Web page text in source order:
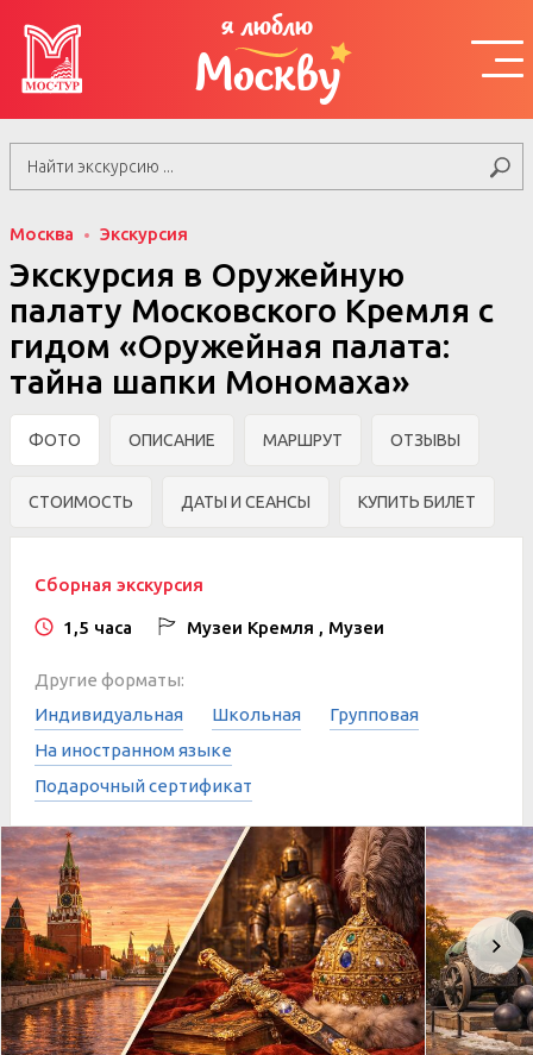
я люблю
Москву
Москва Экскурсия
Экскурсия в Оружейную
палату Московского Кремля с
гидом «Оружейная палата:
тайна шапки Мономаха»
ФОТО ОПИСАНИЕ МАРШРУТ ОТЗЫВЫ
СТОИМОСТЬ ДАТЫ И СЕАНСЫ КУПИТЬ БИЛЕТ
Сборная экскурсия
1,5 часа Музеи Кремля , Музеи
Другие форматы:
Индивидуальная
Школьная
Групповая
На иностранном языке
Подарочный сертификат